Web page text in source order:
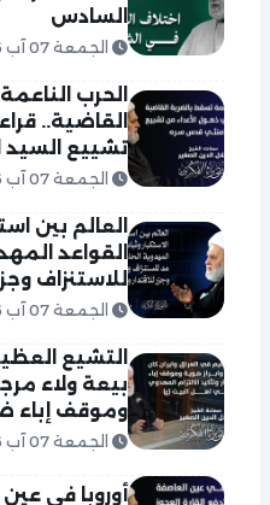
السادس
الجمعة 07 آب 2026
الحرب
القاضية..
تشييع
الجمعة 07 آب 2026
العالم بين
القواعد
للاستنزاف
الجمعة 07 آب 2026
التشيع
بيعة ولاء
وموقف إباء
الجمعة 07 آب 2026
أوروبا في